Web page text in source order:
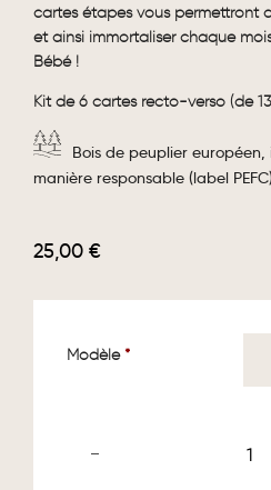
cartes étapes vous permettront
et ainsi immortaliser chaque
Bébé !
Kit de 6 cartes recto-verso (de
Bois de peuplier
manière responsable (label PEFC)
25,00 €
Modèle *